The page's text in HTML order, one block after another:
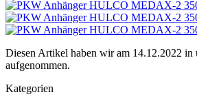
Diesen Artikel haben wir am 14.12.2022 in
aufgenommen.
Kategorien